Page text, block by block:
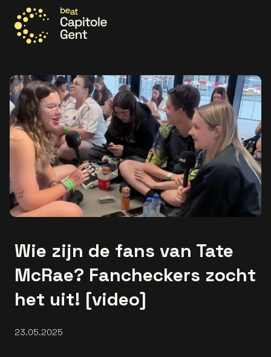
Wie zijn de fans van Tate
McRae? Fancheckers zocht
het uit! [video]
23.05.2025